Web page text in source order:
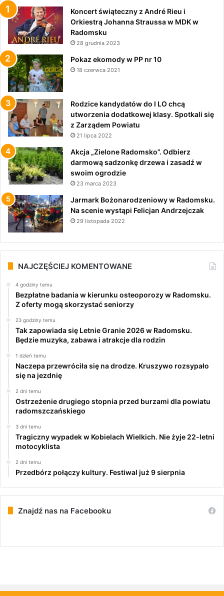
Koncert świąteczny z André Rieu i
Orkiestrą Johanna Straussa w MDK w
Radomsku
28 grudnia 2023
Pokaz ekomody w PP nr 10
18 czerwca 2021
Rodzice kandydatów do I LO chcą
utworzenia dodatkowej klasy. Spotkali się
z Zarządem Powiatu
21 lipca 2022
Akcja „Zielone Radomsko”. Odbierz
darmową sadzonkę drzewa i zasadź w
swoim ogrodzie
23 marca 2023
Jarmark Bożonarodzeniowy w Radomsku.
Na scenie wystąpi Felicjan Andrzejczak
29 listopada 2022
NAJCZĘŚCIEJ KOMENTOWANE
4 godziny temu
Bezpłatne badania w kierunku osteoporozy w Radomsku.
Z oferty mogą skorzystać seniorzy
23 godziny temu
Tak zapowiada się Letnie Granie 2026 w Radomsku.
Będzie muzyka, zabawa i atrakcje dla rodzin
1 dzień temu
Naczepa przewróciła się na drodze. Kruszywo rozsypało
się na jezdnię
2 dni temu
Ostrzeżenie drugiego stopnia przed burzami dla powiatu
radomszczańskiego
3 dni temu
Tragiczny wypadek w Kobielach Wielkich. Nie żyje 22-letni
motocyklista
2 dni temu
Przedbórz połączy kultury. Festiwal już 9 sierpnia
Znajdź nas na Facebooku